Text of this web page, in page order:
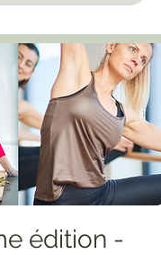
édition -